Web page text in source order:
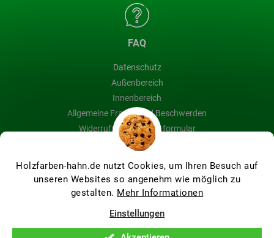
Holzfarben-hahn.de nutzt Cookies, um Ihren Besuch auf
unseren Websites so angenehm wie möglich zu
gestalten. Mehr Informationen
Einstellungen
FAQ
Datenschutz
Außenbereich
Innenbereich
Allgemeine Fragen und Beschwerden
Widerrufsbelehrung & formular
Blog